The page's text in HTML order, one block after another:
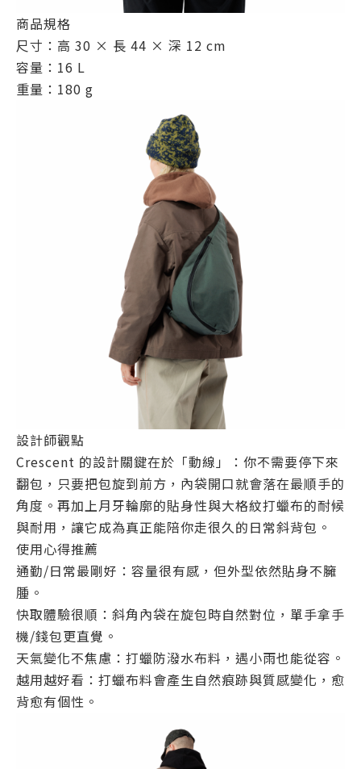
商品規格
尺寸：高 30 × 長 44 × 深 12 cm
容量：16 L
重量：180 g
設計師觀點
Crescent 的設計關鍵在於「動線」：你不需要停下來
翻包，只要把包旋到前方，內袋開口就會落在最順手的
角度。再加上月牙輪廓的貼身性與大格紋打蠟布的耐候
與耐用，讓它成為真正能陪你走很久的日常斜背包。
使用心得推薦
通勤/日常最剛好：容量很有感，但外型依然貼身不臃
腫。
快取體驗很順：斜角內袋在旋包時自然對位，單手拿手
機/錢包更直覺。
天氣變化不焦慮：打蠟防潑水布料，遇小雨也能從容。
越用越好看：打蠟布料會產生自然痕跡與質感變化，愈
背愈有個性。